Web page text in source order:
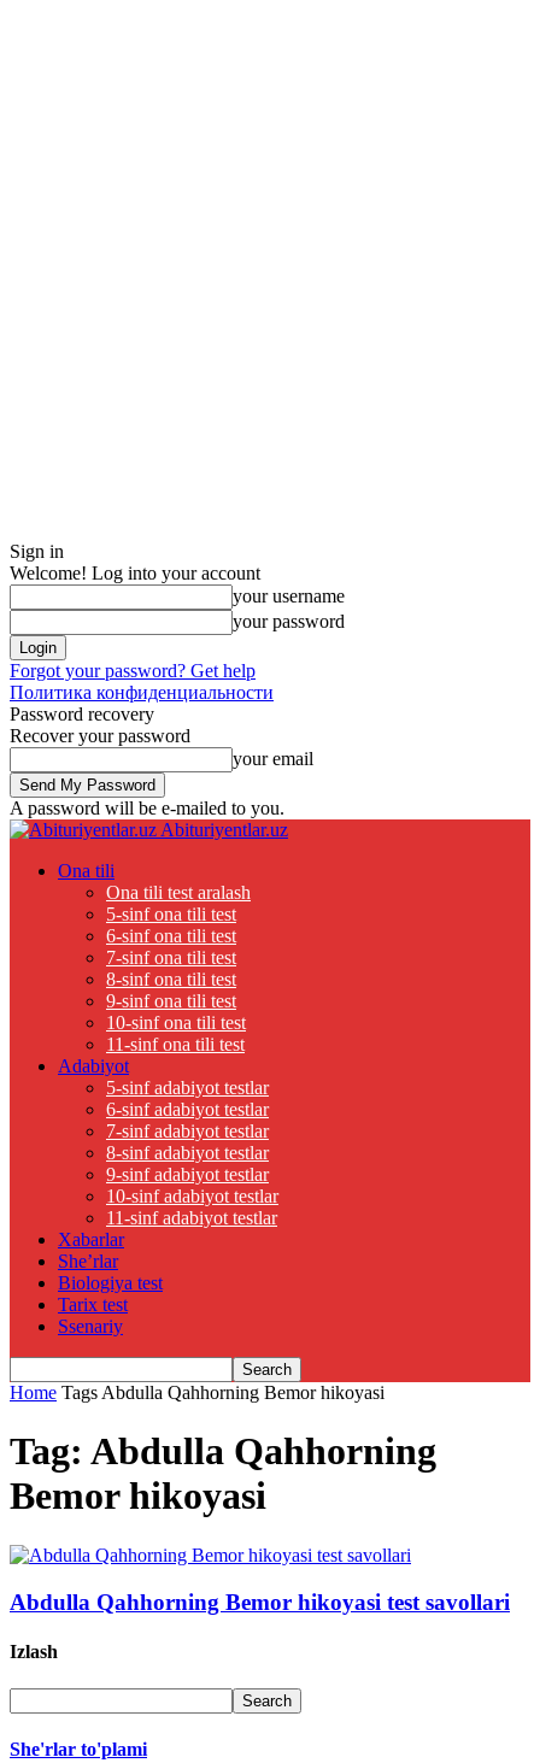
Sign in
Welcome! Log into your account
your username
your password
Forgot your password? Get help
Политика конфиденциальности
Password recovery
Recover your password
your email
A password will be e-mailed to you.
Abituriyentlar.uz
Ona tili
Ona tili test aralash
5-sinf ona tili test
6-sinf ona tili test
7-sinf ona tili test
8-sinf ona tili test
9-sinf ona tili test
10-sinf ona tili test
11-sinf ona tili test
Adabiyot
5-sinf adabiyot testlar
6-sinf adabiyot testlar
7-sinf adabiyot testlar
8-sinf adabiyot testlar
9-sinf adabiyot testlar
10-sinf adabiyot testlar
11-sinf adabiyot testlar
Xabarlar
She’rlar
Biologiya test
Tarix test
Ssenariy
Home Tags Abdulla Qahhorning Bemor hikoyasi
Tag: Abdulla Qahhorning
Bemor hikoyasi
Abdulla Qahhorning Bemor hikoyasi test savollari
Izlash
She'rlar to'plami